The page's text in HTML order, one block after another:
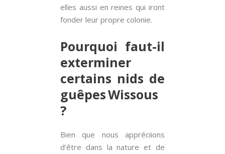
elles aussi en reines qui iront
fonder leur propre colonie.
Pourquoi faut-il
exterminer
certains nids de
guêpes Wissous
?
Bien que nous appréciions
d’être dans la nature et de